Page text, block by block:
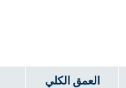
العمق الكلي